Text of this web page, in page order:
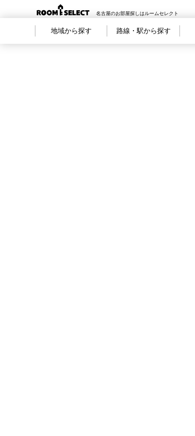
名古屋のお部屋探しはルームセレクト
地域から探す 路線・駅から探す